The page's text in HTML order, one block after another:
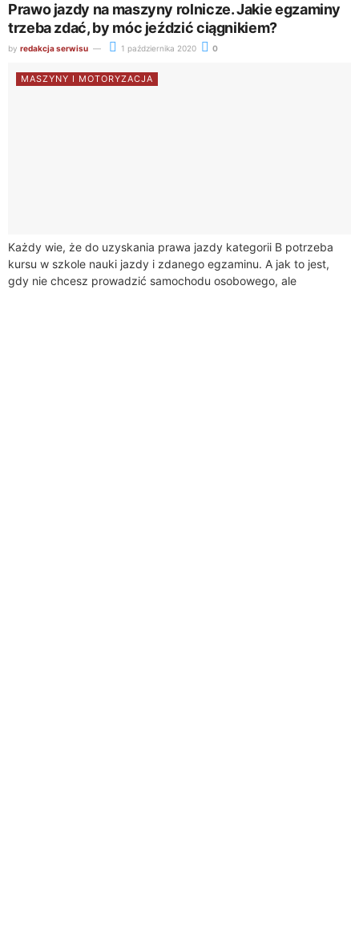
Prawo jazdy na maszyny rolnicze. Jakie egzaminy
trzeba zdać, by móc jeździć ciągnikiem?
by redakcja serwisu 1 października 2020 0
MASZYNY I MOTORYZACJA
Każdy wie, że do uzyskania prawa jazdy kategorii B potrzeba
kursu w szkole nauki jazdy i zdanego egzaminu. A jak to jest,
gdy nie chcesz prowadzić samochodu osobowego, ale